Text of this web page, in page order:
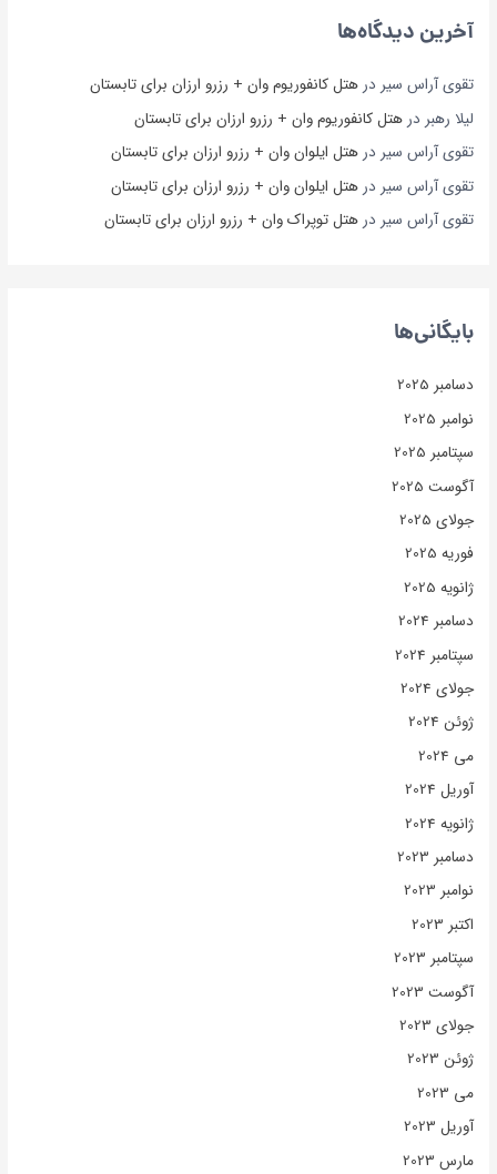
آخرین دیدگاه‌ها
تقوی آراس سیر درهتل کانفوریوم وان + رزرو ارزان برای تابستان
لیلا رهبر درهتل کانفوریوم وان + رزرو ارزان برای تابستان
تقوی آراس سیر درهتل ایلوان وان + رزرو ارزان برای تابستان
تقوی آراس سیر درهتل ایلوان وان + رزرو ارزان برای تابستان
تقوی آراس سیر درهتل توپراک وان + رزرو ارزان برای تابستان
بایگانی‌ها
دسامبر 2025
نوامبر 2025
سپتامبر 2025
آگوست 2025
جولای 2025
فوریه 2025
ژانویه 2025
دسامبر 2024
سپتامبر 2024
جولای 2024
ژوئن 2024
می 2024
آوریل 2024
ژانویه 2024
دسامبر 2023
نوامبر 2023
اکتبر 2023
سپتامبر 2023
آگوست 2023
جولای 2023
ژوئن 2023
می 2023
آوریل 2023
مارس 2023